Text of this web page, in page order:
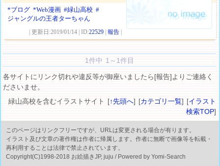
*ブログ *Web漫画 #緑山高校 #
ジャングルの王者ターちゃん
| 更新日:2019/01/14 | ID:22529 |報告
1件中 1～1件目
各サイトにリンク切れや違反等が御座いましたら[報告]よりご連絡く
ださいませ。
緑山高校を含むイラストサイト [↑先頭へ] [カテゴリ一覧] [イラスト
検索TOP]
このページはリンクフリーですが、URLは変更される場合が有ります。
イラスト及び文章の著作権は作者に帰属します。作者に無断で画像等を転載・
再利用することは法律で禁止されています。
Copyright(C)1998-2018 お絵描きJP, juju / Powered by Yomi-Search